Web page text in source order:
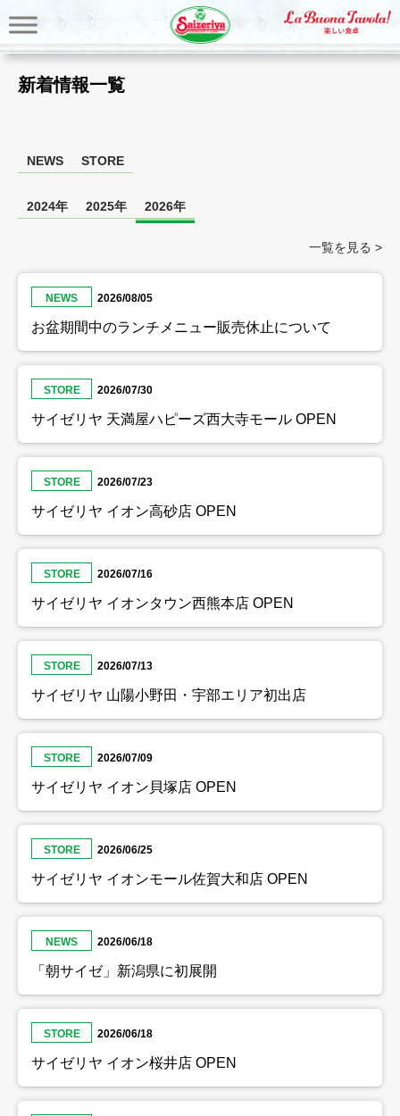
新着情報一覧
NEWS STORE
2024年 2025年 2026年
一覧を見る >
NEWS 2026/08/05
お盆期間中のランチメニュー販売休止について
STORE 2026/07/30
サイゼリヤ 天満屋ハピーズ西大寺モール OPEN
STORE 2026/07/23
サイゼリヤ イオン高砂店 OPEN
STORE 2026/07/16
サイゼリヤ イオンタウン西熊本店 OPEN
STORE 2026/07/13
サイゼリヤ 山陽小野田・宇部エリア初出店
STORE 2026/07/09
サイゼリヤ イオン貝塚店 OPEN
STORE 2026/06/25
サイゼリヤ イオンモール佐賀大和店 OPEN
NEWS 2026/06/18
「朝サイゼ」新潟県に初展開
STORE 2026/06/18
サイゼリヤ イオン桜井店 OPEN